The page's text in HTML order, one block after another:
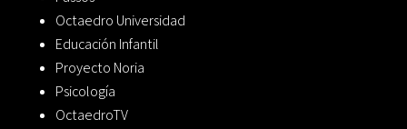
Octaedro Universidad
Educación Infantil
Proyecto Noria
Psicología
OctaedroTV